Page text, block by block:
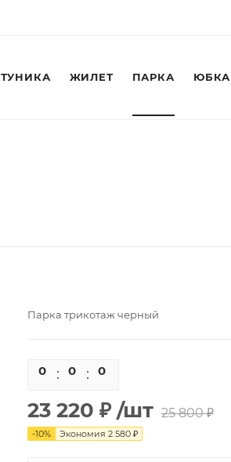
ТУНИКА ЖИЛЕТ ПАРКА ЮБКА
Парка трикотаж черный
0 0 0
23 220 ₽ /шт 25 800 ₽
-10% Экономия 2 580 ₽